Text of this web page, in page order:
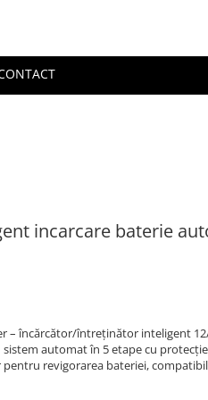
incarcare baterie
– încărcător/întreținător inteligent
automat în 5 etape cu
revigorarea bateriei,